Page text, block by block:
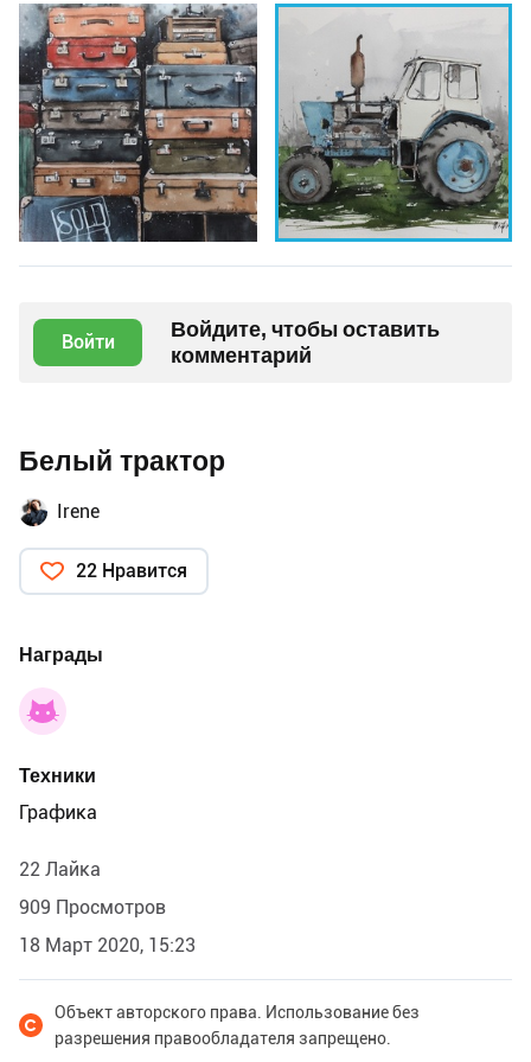
Войти
Войдите, чтобы оставить
комментарий
Белый трактор
Irene
22 Нравится
Награды
Техники
Графика
22 Лайка
909 Просмотров
18 Март 2020, 15:23
Объект авторского права. Использование без
разрешения правообладателя запрещено.